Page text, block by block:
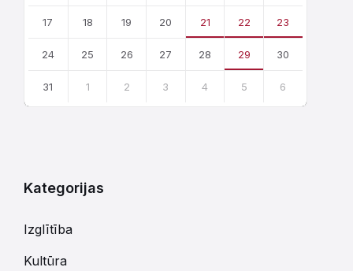
17 18 19 20 21 22 23
24 25 26 27 28 29 30
31 1 2 3 4 5 6
Kategorijas
Izglītība
Kultūra